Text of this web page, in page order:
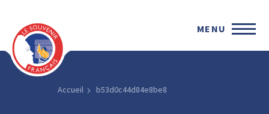
MENU
Accueil b53d0c44d84e8be8